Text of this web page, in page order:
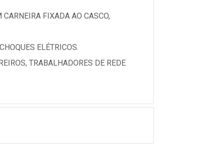
FIXADA AO CASCO,
ELÉTRICOS.
TRABALHADORES DE REDE